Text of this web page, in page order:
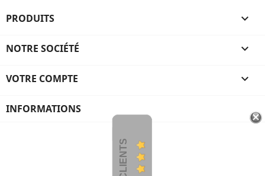
PRODUITS 
NOTRE SOCIÉTÉ 
VOTRE COMPTE 
INFORMATIONS